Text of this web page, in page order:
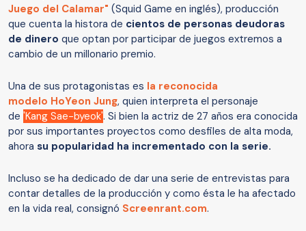
Juego del Calamar" (Squid Game en inglés), producción
que cuenta la histora de cientos de personas deudoras
de dinero que optan por participar de juegos extremos a
cambio de un millonario premio.
Una de sus protagonistas es la reconocida
modelo HoYeon Jung, quien interpreta el personaje
de 'Kang Sae-byeok'. Si bien la actriz de 27 años era conocida
por sus importantes proyectos como desfiles de alta moda,
ahora su popularidad ha incrementado con la serie.
Incluso se ha dedicado de dar una serie de entrevistas para
contar detalles de la producción y como ésta le ha afectado
en la vida real, consignó Screenrant.com.